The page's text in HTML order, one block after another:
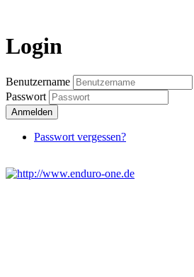
Login
Benutzername
Passwort
Anmelden
Passwort vergessen?